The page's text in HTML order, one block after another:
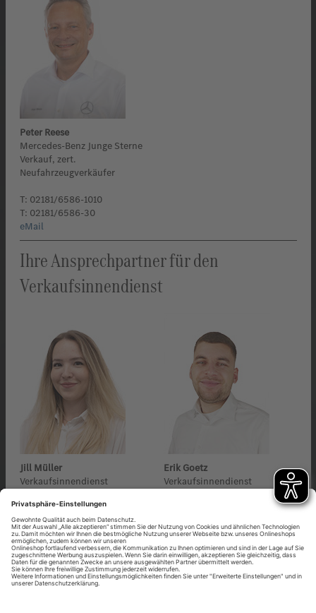
Peter Reese
Mercedes-Benz Junge Sterne
Verkauf, zert.
Neufahrzeugverkäufer
T: 02181/6586-1010
T: 02181/6586-30
eMail
Ihre Ansprechpartner für den
Verkaufsinnendienst
Jill Müller
Verkaufsinnendienst
T: 02181/6586-1010
F: 02181/6586-30
eMail
Erik Goetz
Verkaufsinnendienst
T: 02181/6586-74
F: 02181/6586-30
eMail